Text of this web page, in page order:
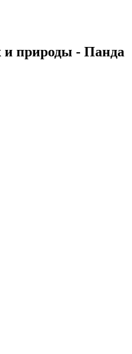
природы - Панда